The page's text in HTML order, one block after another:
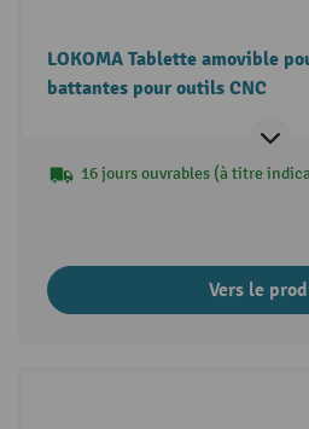
LOKOMA Tablette amovible
battantes pour outils CNC
16 jours ouvrables (à titre
Vers le